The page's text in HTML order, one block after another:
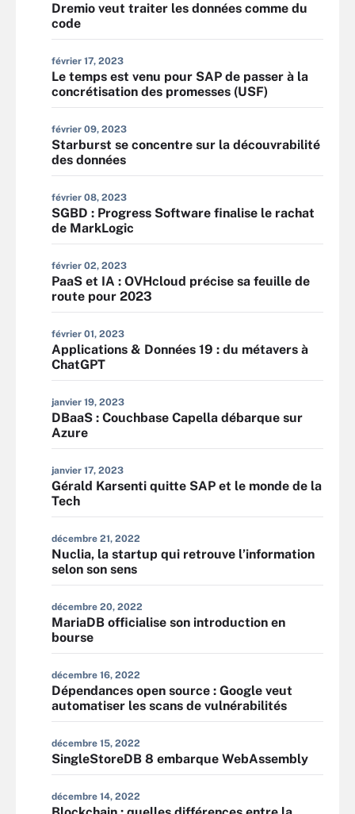
Dremio veut traiter les données comme du
code
février 17, 2023
Le temps est venu pour SAP de passer à la
concrétisation des promesses (USF)
février 09, 2023
Starburst se concentre sur la découvrabilité
des données
février 08, 2023
SGBD : Progress Software finalise le rachat
de MarkLogic
février 02, 2023
PaaS et IA : OVHcloud précise sa feuille de
route pour 2023
février 01, 2023
Applications & Données 19 : du métavers à
ChatGPT
janvier 19, 2023
DBaaS : Couchbase Capella débarque sur
Azure
janvier 17, 2023
Gérald Karsenti quitte SAP et le monde de la
Tech
décembre 21, 2022
Nuclia, la startup qui retrouve l’information
selon son sens
décembre 20, 2022
MariaDB officialise son introduction en
bourse
décembre 16, 2022
Dépendances open source : Google veut
automatiser les scans de vulnérabilités
décembre 15, 2022
SingleStoreDB 8 embarque WebAssembly
décembre 14, 2022